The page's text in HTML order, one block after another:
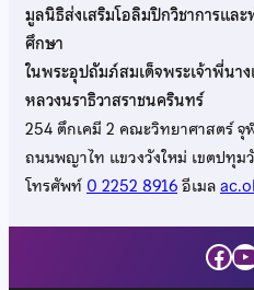
มูลนิธิส่งเสริมโอลิมปิกวิชาการแล
ศึกษา
ในพระอุปถัมภ์สมเด็จพระเจ้าพี่นา
หลวงนราธิวาสราชนครินทร์
254 ตึกเคมี 2 คณะวิทยาศาสตร์
ถนนพญาไท แขวงวังใหม่ เขตปทุม
โทรศัพท์0 2252 8916อีเมล